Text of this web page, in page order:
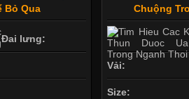
Bỏ Qua
Đai lưng:
Chuộng
Vải:
Size: